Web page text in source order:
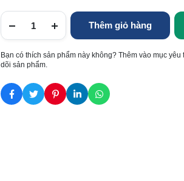
Thêm giỏ hàng
Bạn có thích sản phẩm này không? Thêm vào mục
dõi sản phẩm.